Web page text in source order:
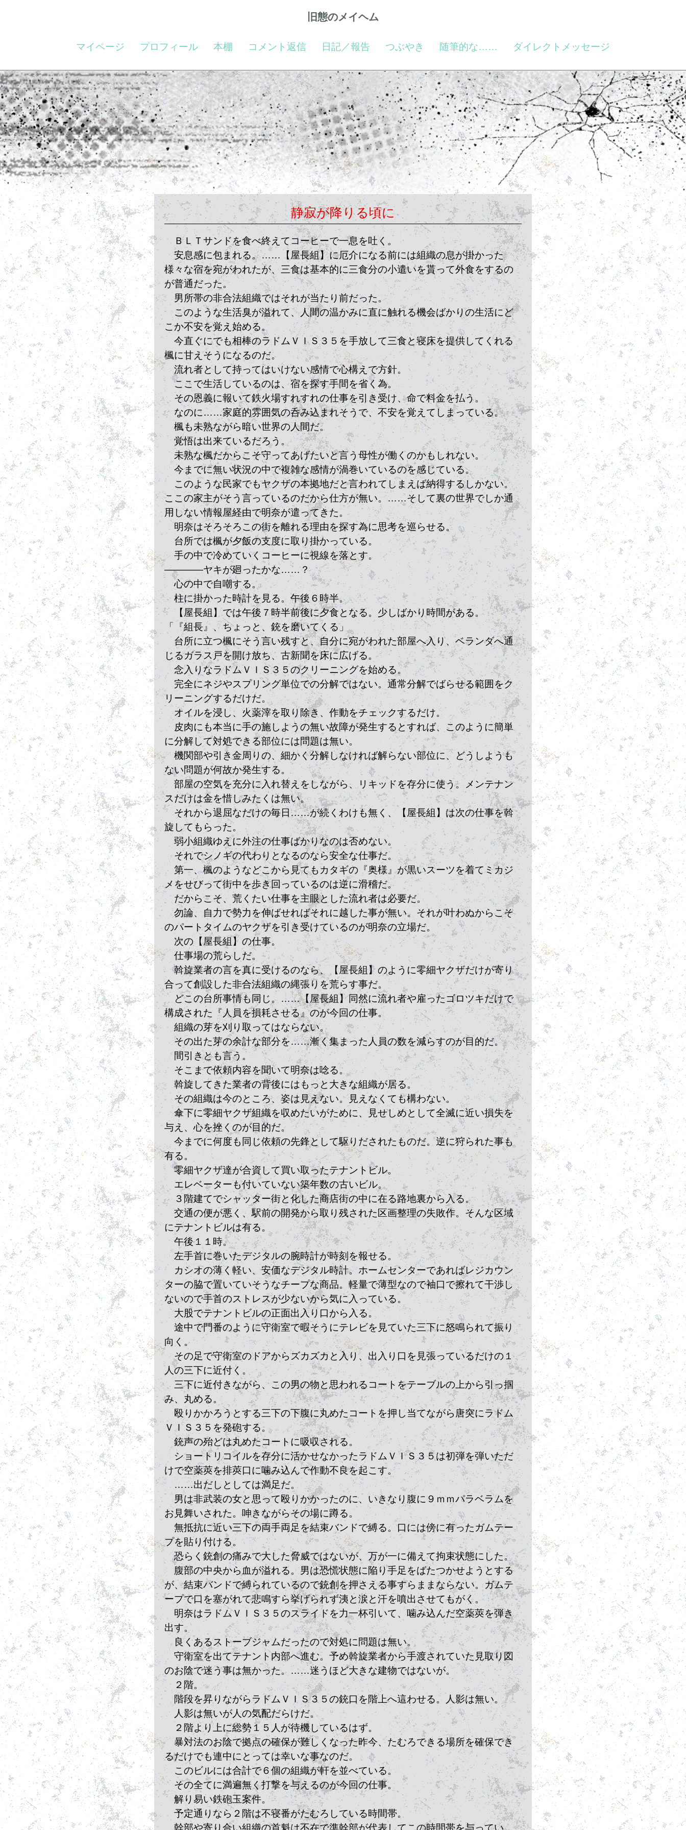
旧態のメイヘム
マイページ プロフィール 本棚 コメント返信 日記／報告 つぶやき 随筆的な…… ダイレクトメッセージ
静寂が降りる頃に
ＢＬＴサンドを食べ終えてコーヒーで一息を吐く。
安息感に包まれる。……【屋長組】に厄介になる前には組織の息が掛かった
様々な宿を宛がわれたが、三食は基本的に三食分の小遣いを貰って外食をするの
が普通だった。
男所帯の非合法組織ではそれが当たり前だった。
このような生活臭が溢れて、人間の温かみに直に触れる機会ばかりの生活にど
こか不安を覚え始める。
今直ぐにでも相棒のラドムＶＩＳ３５を手放して三食と寝床を提供してくれる
楓に甘えそうになるのだ。
流れ者として持ってはいけない感情で心構えで方針。
ここで生活しているのは、宿を探す手間を省く為。
その恩義に報いて鉄火場すれすれの仕事を引き受け、命で料金を払う。
なのに……家庭的雰囲気の呑み込まれそうで、不安を覚えてしまっている。
楓も未熟ながら暗い世界の人間だ。
覚悟は出来ているだろう。
未熟な楓だからこそ守ってあげたいと言う母性が働くのかもしれない。
今までに無い状況の中で複雑な感情が渦巻いているのを感じている。
このような民家でもヤクザの本拠地だと言われてしまえば納得するしかない。
ここの家主がそう言っているのだから仕方が無い。……そして裏の世界でしか通
用しない情報屋経由で明奈が遣ってきた。
明奈はそろそろこの街を離れる理由を探す為に思考を巡らせる。
台所では楓が夕飯の支度に取り掛かっている。
手の中で冷めていくコーヒーに視線を落とす。
――――ヤキが廻ったかな……？
心の中で自嘲する。
柱に掛かった時計を見る。午後６時半。
【屋長組】では午後７時半前後に夕食となる。少しばかり時間がある。
「『組長』、ちょっと、銃を磨いてくる」
台所に立つ楓にそう言い残すと、自分に宛がわれた部屋へ入り、ベランダへ通
じるガラス戸を開け放ち、古新聞を床に広げる。
念入りなラドムＶＩＳ３５のクリーニングを始める。
完全にネジやスプリング単位での分解ではない。通常分解でばらせる範囲をク
リーニングするだけだ。
オイルを浸し、火薬滓を取り除き、作動をチェックするだけ。
皮肉にも本当に手の施しようの無い故障が発生するとすれば、このように簡単
に分解して対処できる部位には問題は無い。
機関部や引き金周りの、細かく分解しなければ解らない部位に、どうしようも
ない問題が何故か発生する。
部屋の空気を充分に入れ替えをしながら、リキッドを存分に使う。メンテナン
スだけは金を惜しみたくは無い。
それから退屈なだけの毎日……が続くわけも無く、【屋長組】は次の仕事を斡
旋してもらった。
弱小組織ゆえに外注の仕事ばかりなのは否めない。
それでシノギの代わりとなるのなら安全な仕事だ。
第一、楓のようなどこから見てもカタギの『奥様』が黒いスーツを着てミカジ
メをせびって街中を歩き回っているのは逆に滑稽だ。
だからこそ、荒くたい仕事を主眼とした流れ者は必要だ。
勿論、自力で勢力を伸ばせればそれに越した事が無い。それが叶わぬからこそ
のパートタイムのヤクザを引き受けているのが明奈の立場だ。
次の【屋長組】の仕事。
仕事場の荒らしだ。
斡旋業者の言を真に受けるのなら、【屋長組】のように零細ヤクザだけが寄り
合って創設した非合法組織の縄張りを荒らす事だ。
どこの台所事情も同じ。……【屋長組】同然に流れ者や雇ったゴロツキだけで
構成された『人員を損耗させる』のが今回の仕事。
組織の芽を刈り取ってはならない。
その出た芽の余計な部分を……漸く集まった人員の数を減らすのが目的だ。
間引きとも言う。
そこまで依頼内容を聞いて明奈は唸る。
斡旋してきた業者の背後にはもっと大きな組織が居る。
その組織は今のところ、姿は見えない。見えなくても構わない。
傘下に零細ヤクザ組織を収めたいがために、見せしめとして全滅に近い損失を
与え、心を挫くのが目的だ。
今までに何度も同じ依頼の先鋒として駆りだされたものだ。逆に狩られた事も
有る。
零細ヤクザ達が合資して買い取ったテナントビル。
エレベーターも付いていない築年数の古いビル。
３階建てでシャッター街と化した商店街の中に在る路地裏から入る。
交通の便が悪く、駅前の開発から取り残された区画整理の失敗作。そんな区域
にテナントビルは有る。
午後１１時。
左手首に巻いたデジタルの腕時計が時刻を報せる。
カシオの薄く軽い、安価なデジタル時計。ホームセンターであればレジカウン
ターの脇で置いていそうなチープな商品。軽量で薄型なので袖口で擦れて干渉し
ないので手首のストレスが少ないから気に入っている。
大股でテナントビルの正面出入り口から入る。
途中で門番のように守衛室で暇そうにテレビを見ていた三下に怒鳴られて振り
向く。
その足で守衛室のドアからズカズカと入り、出入り口を見張っているだけの１
人の三下に近付く。
三下に近付きながら、この男の物と思われるコートをテーブルの上から引っ掴
み、丸める。
殴りかかろうとする三下の下腹に丸めたコートを押し当てながら唐突にラドム
ＶＩＳ３５を発砲する。
銃声の殆どは丸めたコートに吸収される。
ショートリコイルを存分に活かせなかったラドムＶＩＳ３５は初弾を弾いただ
けで空薬莢を排莢口に噛み込んで作動不良を起こす。
……出だしとしては満足だ。
男は非武装の女と思って殴りかかったのに、いきなり腹に９ｍｍパラベラムを
お見舞いされた。呻きながらその場に蹲る。
無抵抗に近い三下の両手両足を結束バンドで縛る。口には傍に有ったガムテー
プを貼り付ける。
恐らく銃創の痛みで大した脅威ではないが、万が一に備えて拘束状態にした。
腹部の中央から血が溢れる。男は恐慌状態に陥り手足をばたつかせようとする
が、結束バンドで縛られているので銃創を押さえる事すらままならない。ガムテ
ープで口を塞がれて悲鳴すら挙げられず洟と涙と汗を噴出させてもがく。
明奈はラドムＶＩＳ３５のスライドを力一杯引いて、噛み込んだ空薬莢を弾き
出す。
良くあるストーブジャムだったので対処に問題は無い。
守衛室を出てテナント内部へ進む。予め斡旋業者から手渡されていた見取り図
のお陰で迷う事は無かった。……迷うほど大きな建物ではないが。
２階。
階段を昇りながらラドムＶＩＳ３５の銃口を階上へ這わせる。人影は無い。
人影は無いが人の気配だらけだ。
２階より上に総勢１５人が待機しているはず。
暴対法のお陰で拠点の確保が難しくなった昨今、たむろできる場所を確保でき
るだけでも連中にとっては幸いな事なのだ。
このビルには合計で６個の組織が軒を並べている。
その全てに満遍無く打撃を与えるのが今回の仕事。
解り易い鉄砲玉案件。
予定通りなら２階は不寝番がたむろしている時間帯。
幹部や寄り合い組織の首魁は不在で準幹部が代表してこの時間帯を与ってい